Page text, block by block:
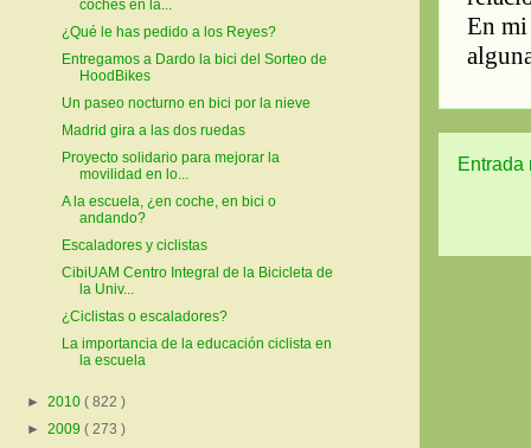
Entrada
coches en la...
¿Qué le has pedido a los Reyes?
Entregamos a Dardo la bici del Sorteo de
HoodBikes
Un paseo nocturno en bici por la nieve
Madrid gira a las dos ruedas
Proyecto solidario para mejorar la
movilidad en lo...
A la escuela, ¿en coche, en bici o
andando?
Escaladores y ciclistas
CibiUAM Centro Integral de la Bicicleta de
la Univ...
¿Ciclistas o escaladores?
La importancia de la educación ciclista en
la escuela
► 2010 ( 822 )
► 2009 ( 273 )